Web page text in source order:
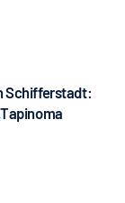
Schifferstadt: